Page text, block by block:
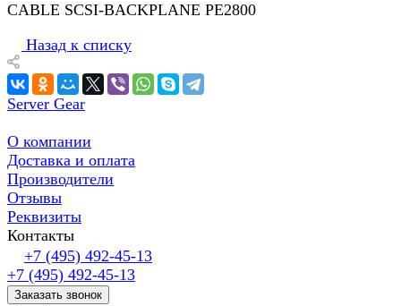
CABLE SCSI-BACKPLANE PE2800
Назад к списку
Server Gear
О компании
Доставка и оплата
Производители
Отзывы
Реквизиты
Контакты
+7 (495) 492-45-13
+7 (495) 492-45-13
Заказать звонок